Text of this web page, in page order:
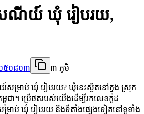
សណីយ៍ ឃុំ រៀបរយ,
៥០៨០៣ ៣ ភូមិ
ម្រាប់ ឃុំ រៀបរយ? ឃុំនេះស្ថិតនៅក្នុង ស្រុក
កម្ពុជា។ ប្រើថតរបស់យើងដើម្បីរកលេខកូដ
រាប់ ឃុំ រៀបរយ និងទីតាំងផ្សេងទៀតនៅទូទាំង